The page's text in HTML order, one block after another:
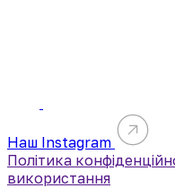
Наш Instagram
Політика
використання